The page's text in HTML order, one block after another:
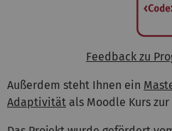
Feedback zu
Außerdem steht Ihnen ein
Adaptivität als Moodle Kurs zur